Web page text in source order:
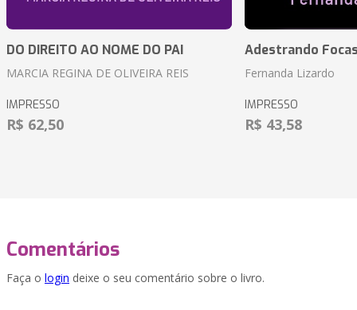
DO DIREITO AO NOME DO PAI
MARCIA REGINA DE OLIVEIRA REIS
IMPRESSO
R$ 62,50
Adestrando
Fernanda Lizardo
IMPRESSO
R$ 43,58
Comentários
Faça o login deixe o seu comentário sobre o livro.